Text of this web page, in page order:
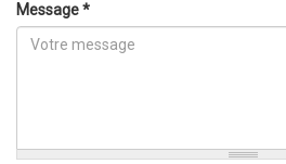
Message*